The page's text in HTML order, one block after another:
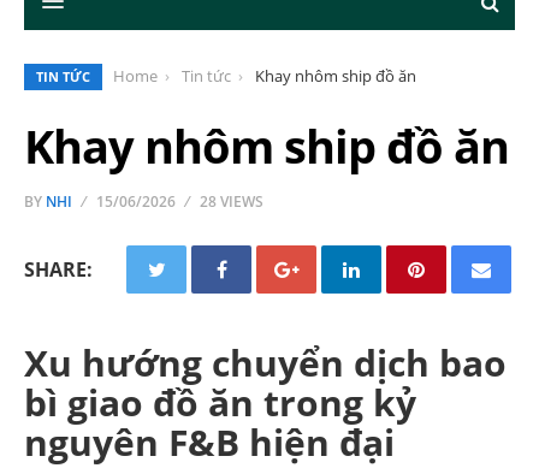
TIN TỨC Home Tin tức Khay nhôm ship đồ ăn
Khay nhôm ship đồ ăn
BY NHI 15/06/2026 28 VIEWS
SHARE:
Xu hướng chuyển dịch bao
bì giao đồ ăn trong kỷ
nguyên F&B hiện đại